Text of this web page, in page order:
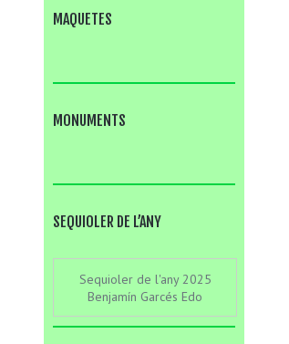
MAQUETES
MONUMENTS
SEQUIOLER DE L’ANY
Sequioler de l'any 2025
Benjamín Garcés Edo